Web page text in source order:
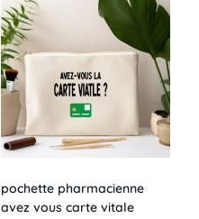
pochette pharmacienne
avez vous carte vitale